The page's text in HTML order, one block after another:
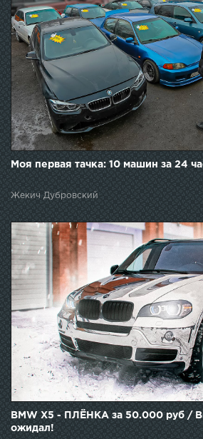
Моя первая тачка: 10 машин за 24
Жекич Дубровский
BMW X5 - ПЛЁНКА за 50.000 руб /
ожидал!